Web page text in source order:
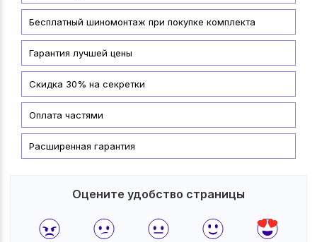
Бесплатный шиномонтаж при покупке комплекта
Гарантия лучшей цены
Скидка 30% на секретки
Оплата частями
Расширенная гарантия
Оцените удобство страницы